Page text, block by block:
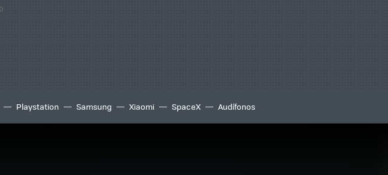
Playstation Samsung Xiaomi SpaceX Audífonos